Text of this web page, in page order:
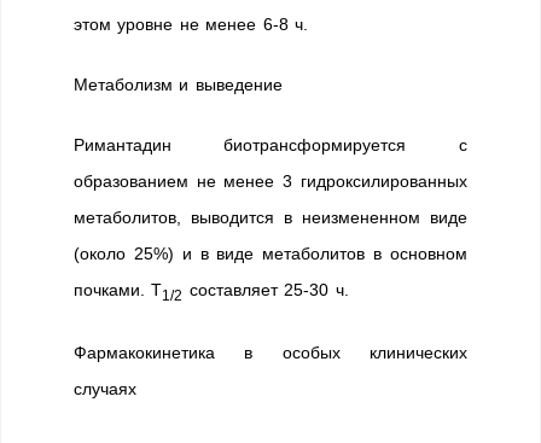
этом уровне не менее 6-8 ч.
Метаболизм и выведение
Римантадин биотрансформируется с
образованием не менее 3 гидроксилированных
метаболитов, выводится в неизмененном виде
(около 25%) и в виде метаболитов в основном
почками. T1/2 составляет 25-30 ч.
Фармакокинетика в особых клинических
случаях